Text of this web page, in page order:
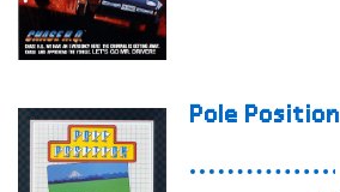
Pole Position